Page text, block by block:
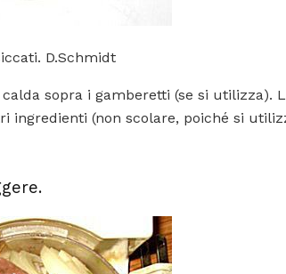
D.Schmidt
sopra i gamberetti (se si utilizza).
ingredienti (non scolare, poiché si